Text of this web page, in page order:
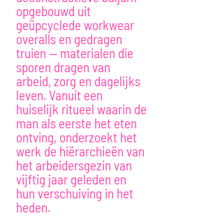
opgebouwd uit
geüpcyclede workwear
overalls en gedragen
truien — materialen die
sporen dragen van
arbeid, zorg en dagelijks
leven. Vanuit een
huiselijk ritueel waarin de
man als eerste het eten
ontving, onderzoekt het
werk de hiërarchieën van
het arbeidersgezin van
vijftig jaar geleden en
hun verschuiving in het
heden.